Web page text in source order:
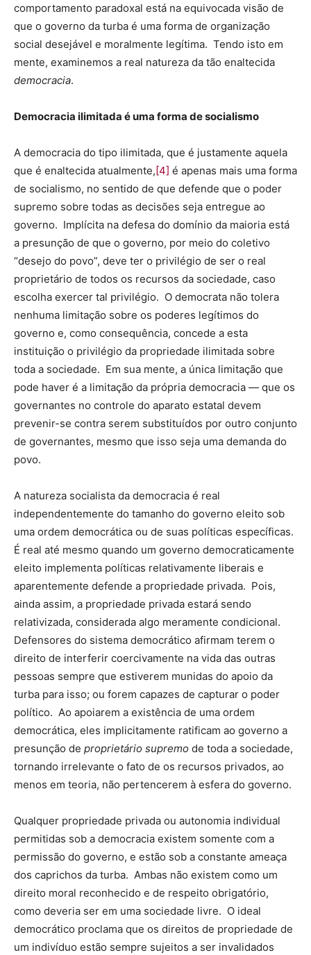
comportamento paradoxal está na equivocada visão de
que o governo da turba é uma forma de organização
social desejável e moralmente legítima. Tendo isto em
mente, examinemos a real natureza da tão enaltecida
democracia.
Democracia ilimitada é uma forma de socialismo
A democracia do tipo ilimitada, que é justamente aquela
que é enaltecida atualmente, [4] é apenas mais uma forma
de socialismo, no sentido de que defende que o poder
supremo sobre todas as decisões seja entregue ao
governo. Implícita na defesa do domínio da maioria está
a presunção de que o governo, por meio do coletivo
“desejo do povo”, deve ter o privilégio de ser o real
proprietário de todos os recursos da sociedade, caso
escolha exercer tal privilégio. O democrata não tolera
nenhuma limitação sobre os poderes legítimos do
governo e, como consequência, concede a esta
instituição o privilégio da propriedade ilimitada sobre
toda a sociedade. Em sua mente, a única limitação que
pode haver é a limitação da própria democracia — que os
governantes no controle do aparato estatal devem
prevenir-se contra serem substituídos por outro conjunto
de governantes, mesmo que isso seja uma demanda do
povo.
A natureza socialista da democracia é real
independentemente do tamanho do governo eleito sob
uma ordem democrática ou de suas políticas específicas.
É real até mesmo quando um governo democraticamente
eleito implementa políticas relativamente liberais e
aparentemente defende a propriedade privada. Pois,
ainda assim, a propriedade privada estará sendo
relativizada, considerada algo meramente condicional.
Defensores do sistema democrático afirmam terem o
direito de interferir coercivamente na vida das outras
pessoas sempre que estiverem munidas do apoio da
turba para isso; ou forem capazes de capturar o poder
político. Ao apoiarem a existência de uma ordem
democrática, eles implicitamente ratificam ao governo a
presunção de proprietário supremo de toda a sociedade,
tornando irrelevante o fato de os recursos privados, ao
menos em teoria, não pertencerem à esfera do governo.
Qualquer propriedade privada ou autonomia individual
permitidas sob a democracia existem somente com a
permissão do governo, e estão sob a constante ameaça
dos caprichos da turba. Ambas não existem como um
direito moral reconhecido e de respeito obrigatório,
como deveria ser em uma sociedade livre. O ideal
democrático proclama que os direitos de propriedade de
um indivíduo estão sempre sujeitos a ser invalidados